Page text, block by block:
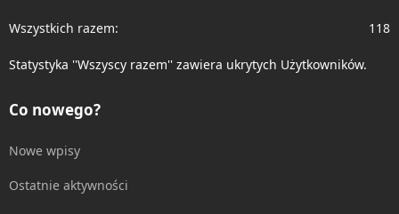
Wszystkich razem 118
Statystyka ''Wszyscy razem'' zawiera ukrytych Użytkowników.
Co nowego?
Nowe wpisy
Ostatnie aktywności